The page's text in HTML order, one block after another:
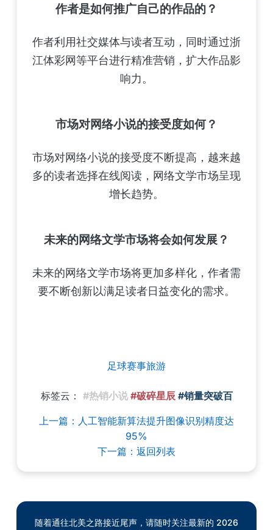
作者是如何推广自己的作品的？
作者利用社交媒体与读者互动，同时通过浙
江体彩网等平台进行精准营销，扩大作品影
响力。
市场对网络小说的接受度如何？
市场对网络小说的接受度不断提高，越来越
多的读者选择在线阅读，网络文学市场呈现
增长趋势。
未来的网络文学市场将会如何发展？
未来的网络文学市场将更加多样化，作者需
要不断创新以满足读者日益变化的需求。
足球赛事旅游
标签云： #热销小说 #破碎星辰 #销量突破百
上一篇：人工智能新算法提升图像识别精度达
95%
下一篇：返回列表
随着通往北美之路接近尾声，请随时关注最新的 2026